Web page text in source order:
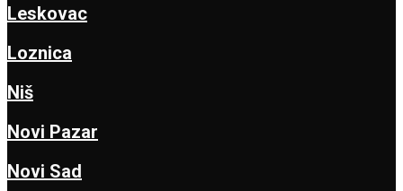
Leskovac
Loznica
Niš
Novi Pazar
Novi Sad